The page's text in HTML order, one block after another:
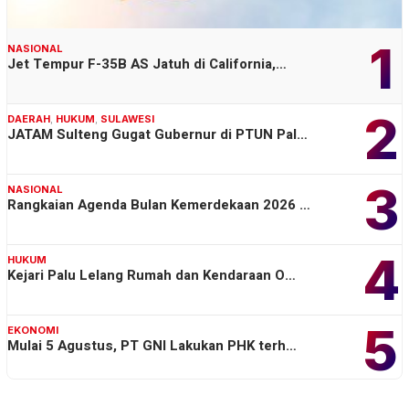
1
NASIONAL
Jet Tempur F-35B AS Jatuh di California,…
2
DAERAH, HUKUM, SULAWESI
JATAM Sulteng Gugat Gubernur di PTUN Pal…
3
NASIONAL
Rangkaian Agenda Bulan Kemerdekaan 2026 …
4
HUKUM
Kejari Palu Lelang Rumah dan Kendaraan O…
5
EKONOMI
Mulai 5 Agustus, PT GNI Lakukan PHK terh…